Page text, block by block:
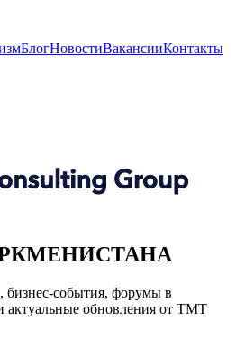
БлогНовостиВакансииКонтакты
бизнес-события, форумы в
обновления от TMT